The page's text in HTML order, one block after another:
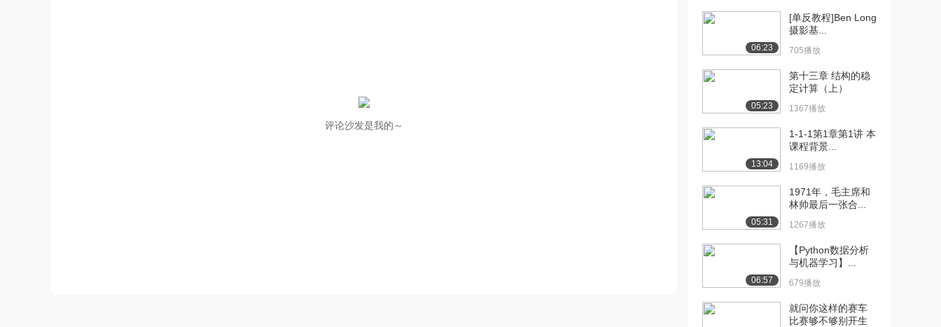
评论沙发是我的～
（下）
[12] 1.7教育技术的地位与
作用（上）
[13] 1.7教育技术的地位与
作用（下）
1278播放
[14] 2.1简易式多媒体教学
环境
1596播放
[15] 2.2交互式多媒体教学
环境
833播放
[16] 2.3交互式触控一体机
1473播放
06:23
[单反教程]Ben Long
摄影基...
705播放
05:23
第十三章 结构的稳
定计算（上）
1367播放
13:04
1-1-1第1章第1讲 本
课程背景...
1169播放
05:31
1971年，毛主席和
林帅最后一张合...
1267播放
06:57
【Python数据分析
与机器学习】...
679播放
就问你这样的赛车
比赛够不够别开生